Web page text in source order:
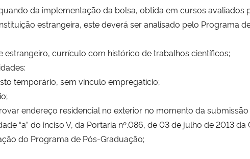
da implementação da bolsa, obtida em cursos avaliados
estrangeira, este deverá ser analisado pelo Programa
currículo com histórico de trabalhos científicos;
temporário, sem vínculo empregatício;
endereço residencial no exterior no momento da
“a” do inciso V, da Portaria nº.086, de 03 de julho de 2013 da
do Programa de Pós-Graduação;